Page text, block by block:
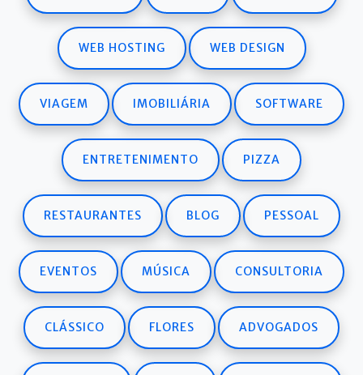
WEB HOSTING WEB DESIGN
VIAGEM IMOBILIÁRIA SOFTWARE
ENTRETENIMENTO PIZZA
RESTAURANTES BLOG PESSOAL
EVENTOS MÚSICA CONSULTORIA
CLÁSSICO FLORES ADVOGADOS